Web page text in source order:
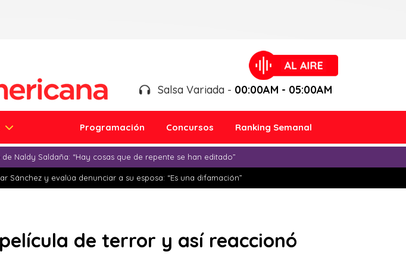
Salsa Variada - 00:00AM - 05:00AM
Programación Concursos Ranking Semanal
Naldy Saldaña: “Hay cosas que de repente se han editado”
Sánchez y evalúa denunciar a su esposa: “Es una difamación”
de terror y así reaccionó